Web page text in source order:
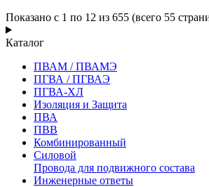
Показано с 1 по 12 из 655 (всего 55
Каталог
ПВАМ / ПВАМЭ
ПГВА / ПГВАЭ
ПГВА-ХЛ
Изоляция и Защита
ПВА
ПВВ
Комбинированный
Силовой
Провода для подвижного состава
Инженерные ответы